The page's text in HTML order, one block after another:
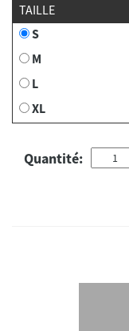
TAILLE
S
M
L
XL
Quantité: